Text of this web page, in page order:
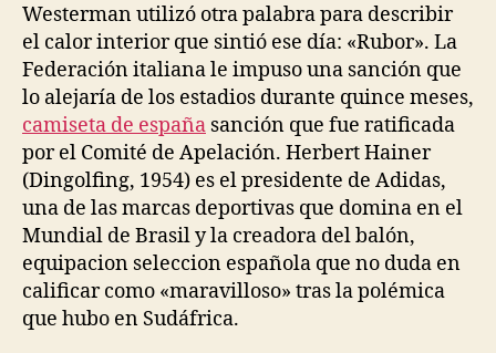
Westerman utilizó otra palabra para describir
el calor interior que sintió ese día: «Rubor». La
Federación italiana le impuso una sanción que
lo alejaría de los estadios durante quince meses,
camiseta de españa sanción que fue ratificada
por el Comité de Apelación. Herbert Hainer
(Dingolfing, 1954) es el presidente de Adidas,
una de las marcas deportivas que domina en el
Mundial de Brasil y la creadora del balón,
equipacion seleccion española que no duda en
calificar como «maravilloso» tras la polémica
que hubo en Sudáfrica.